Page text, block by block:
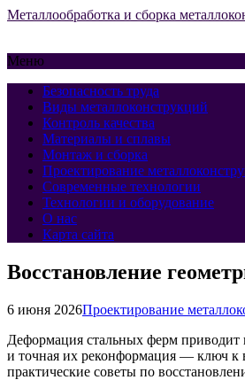
Металлообработка и сборка
Меню
Безопасность труда
Виды металлоконструкций
Контроль качества
Материалы и сплавы
Монтаж и сборка
Проектирование
Современные технологии
Технологии и оборудование
О нас
Карта сайта
Восстановление
6 июня 2026Проектирование
Деформация стальных ферм приводит
и точная их реконформация — ключ к
практические советы по